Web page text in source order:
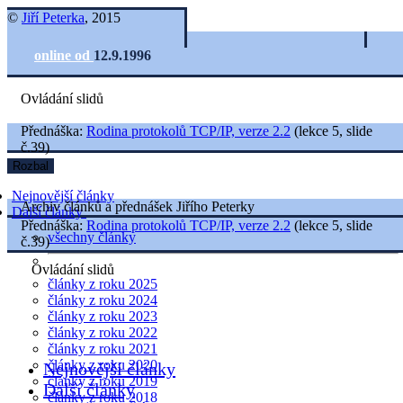
© Jiří Peterka, 2015
online od 12.9.1996
Ovládání slidů
Nejnovější články
Další články
všechny články
články z roku 2025
články z roku 2024
články z roku 2023
články z roku 2022
články z roku 2021
články z roku 2020
články z roku 2019
články z roku 2018
Přednáška: Rodina protokolů TCP/IP, verze 2.2 (lekce 5, slide
č.39)
Rozbal
Archiv článků a přednášek Jiřího Peterky
Přednáška: Rodina protokolů TCP/IP, verze 2.2 (lekce 5, slide
č.39)
Ovládání slidů
Nejnovější články
Další články